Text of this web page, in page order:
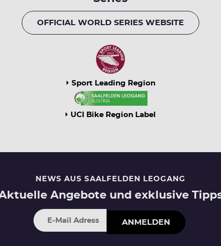
OFFICIAL WORLD SERIES WEBSITE
Sport Leading Region
UCI Bike Region Label
NEWS AUS SAALFELDEN LEOGANG
Angebote und exklusive
ANMELDEN